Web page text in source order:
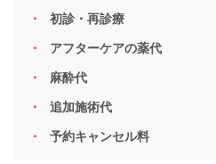
初診・再診療
アフターケアの薬代
麻酔代
追加施術代
予約キャンセル料